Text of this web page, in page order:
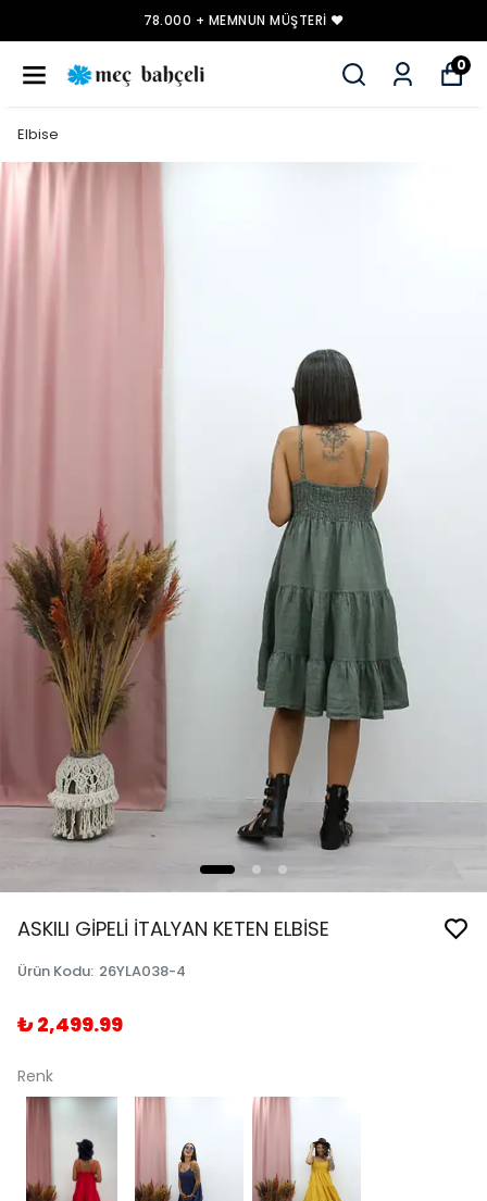
78.000 + MEMNUN MÜŞTERI ❤️
0
Elbise
ASKILI GİPELİ İTALYAN KETEN ELBİSE
Ürün Kodu: 26YLA038-4
₺ 2,499.99
Renk